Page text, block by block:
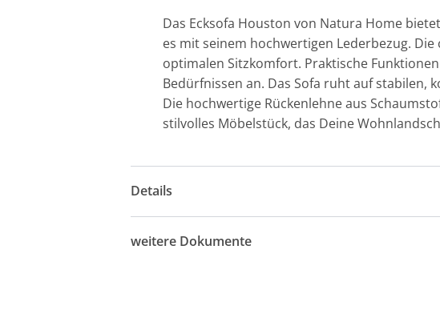
Das Ecksofa Houston von Natura Home
es mit seinem hochwertigen Lederbezug.
optimalen Sitzkomfort. Praktische
Bedürfnissen an. Das Sofa ruht auf stabilen,
Die hochwertige Rückenlehne aus
stilvolles Möbelstück, das Deine
Details
weitere Dokumente